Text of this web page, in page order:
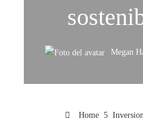
Megan
Home